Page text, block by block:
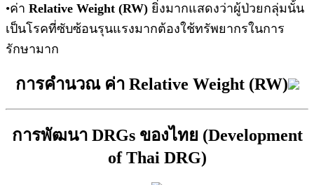
•ค่า Relative Weight (RW) ยิ่งมากแสดงว่าผู้ป่วยกลุ่มนั้น
เป็นโรคที่ซับซ้อนรุนแรงมากต้องใช้ทรัพยากรในการ
รักษามาก
การคำนวณ ค่า Relative Weight (RW)
การพัฒนา DRGs ของไทย (Development
of Thai DRG)